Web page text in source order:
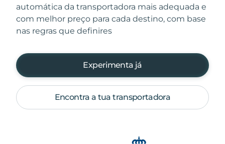
automática da transportadora mais adequada e
com melhor preço para cada destino, com base
nas regras que definires
Experimenta já
Encontra a tua transportadora